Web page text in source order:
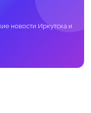
новости Иркутска и